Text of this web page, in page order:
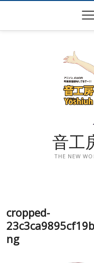
音工
THE NEW
cropped-
ng